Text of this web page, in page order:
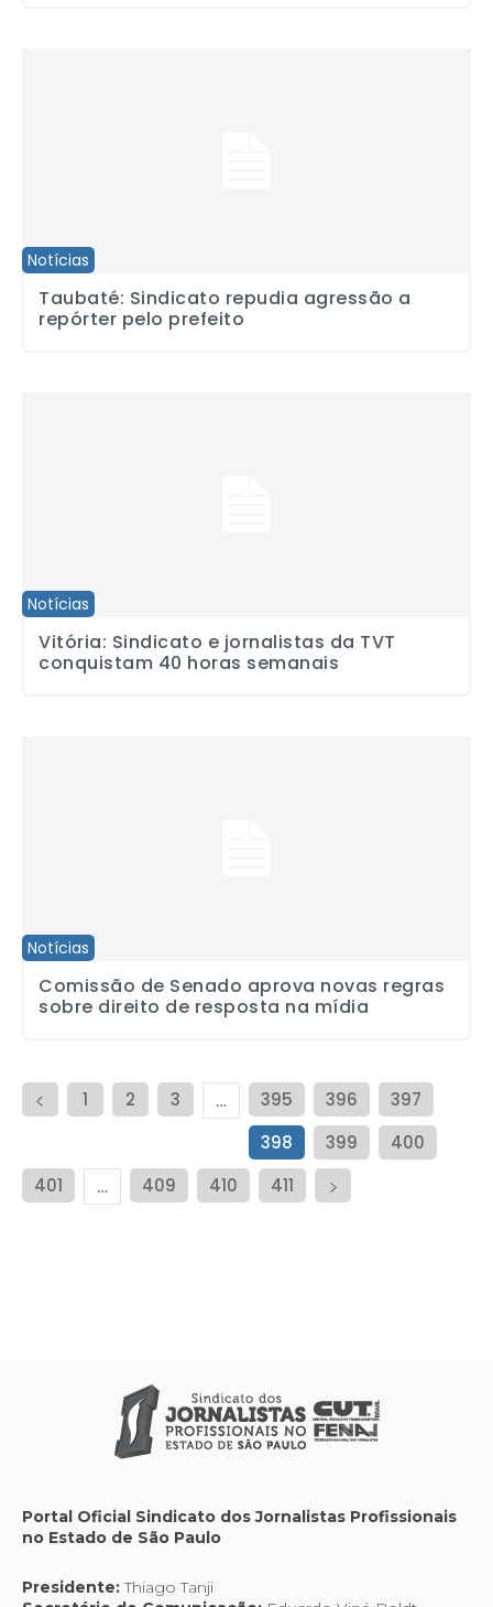
Notícias
Taubaté: Sindicato repudia agressão a
repórter pelo prefeito
Notícias
Vitória: Sindicato e jornalistas da TVT
conquistam 40 horas semanais
Notícias
Comissão de Senado aprova novas regras
sobre direito de resposta na mídia
1 2 3 … 395 396
397
398
399
400
401
… 409 410 411
Portal Oficial Sindicato dos Jornalistas Profissionais
no Estado de São Paulo
Presidente:Thiago Tanji